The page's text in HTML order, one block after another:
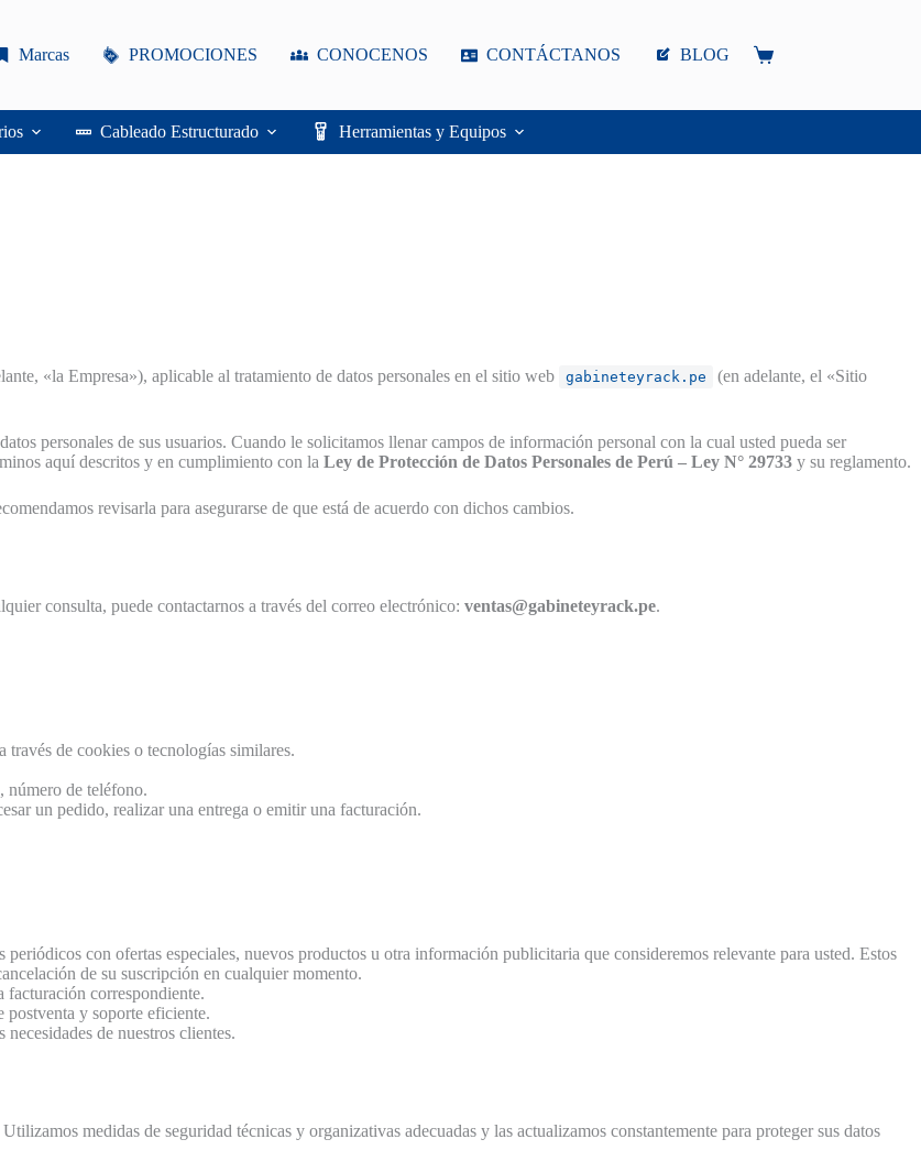
Marcas PROMOCIONES CONOCENOS CONTÁCTANOS BLOG
Carro
Cableado Estructurado Herramientas y Equipos
«la Empresa»), aplicable al tratamiento de datos personales en el sitio web gabineteyrack.pe
(en adelante, el «Sitio
personales de sus usuarios. Cuando le solicitamos llenar campos de información personal con la cual usted pueda ser
aquí descritos y en cumplimiento con la Ley de Protección de Datos Personales de Perú – Ley N° 29733 y su reglamento.
revisarla para asegurarse de que está de acuerdo con dichos cambios.
consulta, puede contactarnos a través del correo electrónico: ventas@gabineteyrack.pe.
de cookies o tecnologías similares.
número de teléfono.
un pedido, realizar una entrega o emitir una facturación.
periódicos con ofertas especiales, nuevos productos u otra información publicitaria que consideremos relevante para usted. Estos
de su suscripción en cualquier momento.
facturación correspondiente.
postventa y soporte eficiente.
de nuestros clientes.
medidas de seguridad técnicas y organizativas adecuadas y las actualizamos constantemente para proteger sus datos